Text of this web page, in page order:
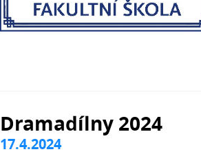
Dramadílny 2024
17.4.2024